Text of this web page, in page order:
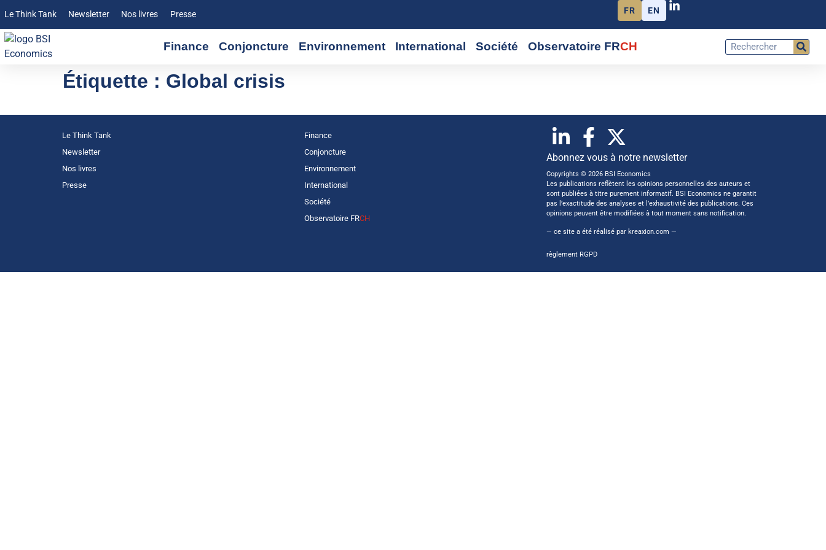
Le Think Tank Newsletter Nos livres Presse FR EN
Finance Conjoncture Environnement International Société Observatoire FRCH
Étiquette : Global crisis
Le Think Tank
Newsletter
Nos livres
Presse
Finance
Conjoncture
Environnement
International
Société
Observatoire FRCH
Abonnez vous à notre newsletter
Copyrights © 2026 BSI Economics
Les publications reflètent les opinions personnelles des auteurs et
sont publiées à titre purement informatif. BSI Economics ne garantit
pas l’exactitude des analyses et l’exhaustivité des publications. Ces
opinions peuvent être modifiées à tout moment sans notification.
— ce site a été réalisé par kreaxion.com —
règlement RGPD